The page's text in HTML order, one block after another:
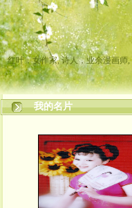
红叶，女作家, 诗人，业余漫画
我的名片